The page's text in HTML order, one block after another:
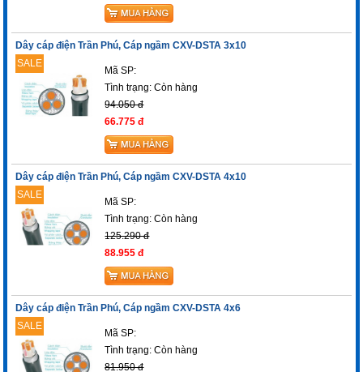
Dây cáp điện Trần Phú, Cáp ngầm CXV-DSTA 3x10
SALE
Mã SP:
Tình trạng:Còn hàng
94.050 đ
66.775 đ
Dây cáp điện Trần Phú, Cáp ngầm CXV-DSTA 4x10
SALE
Mã SP:
Tình trạng:Còn hàng
125.290 đ
88.955 đ
Dây cáp điện Trần Phú, Cáp ngầm CXV-DSTA 4x6
SALE
Mã SP:
Tình trạng:Còn hàng
81.950 đ